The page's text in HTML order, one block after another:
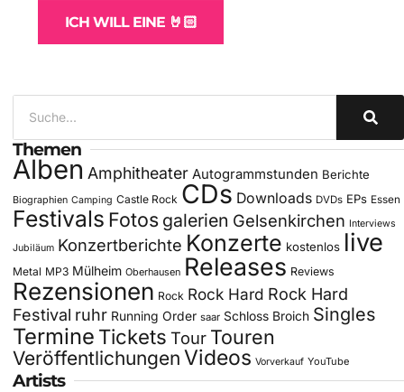
ICH WILL EINE 🤘🏻
Themen
Alben Amphitheater Autogrammstunden Berichte
Biographien Camping Castle Rock CDs Downloads DVDs EPs Essen
Festivals Fotos galerien Gelsenkirchen Interviews
Jubiläum Konzertberichte Konzerte kostenlos live
Metal MP3 Mülheim Oberhausen Releases Reviews
Rezensionen Rock Rock Hard Rock Hard
Festival ruhr Running Order saar Schloss Broich Singles
Termine Tickets Tour Touren
Veröffentlichungen Videos Vorverkauf YouTube
Artists